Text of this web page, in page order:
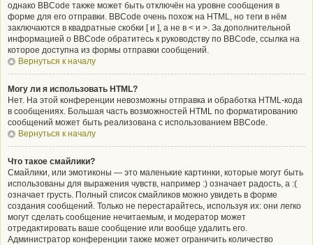
однако BBCode также может быть отключён на уровне сообщения в
форме для его отправки. BBCode очень похож на HTML, но теги в нём
заключаются в квадратные скобки [ и ], а не в < и >. За дополнительной
информацией о BBCode обратитесь к руководству по BBCode, ссылка на
которое доступна из формы отправки сообщений.
Вернуться к началу
Могу ли я использовать HTML?
Нет. На этой конференции невозможны отправка и обработка HTML-кода
в сообщениях. Большая часть возможностей HTML по форматированию
сообщений может быть реализована с использованием BBCode.
Вернуться к началу
Что такое смайлики?
Смайлики, или эмотиконы — это маленькие картинки, которые могут быть
использованы для выражения чувств, например :) означает радость, а :(
означает грусть. Полный список смайликов можно увидеть в форме
создания сообщений. Только не перестарайтесь, используя их: они легко
могут сделать сообщение нечитаемым, и модератор может
отредактировать ваше сообщение или вообще удалить его.
Администратор конференции также может ограничить количество